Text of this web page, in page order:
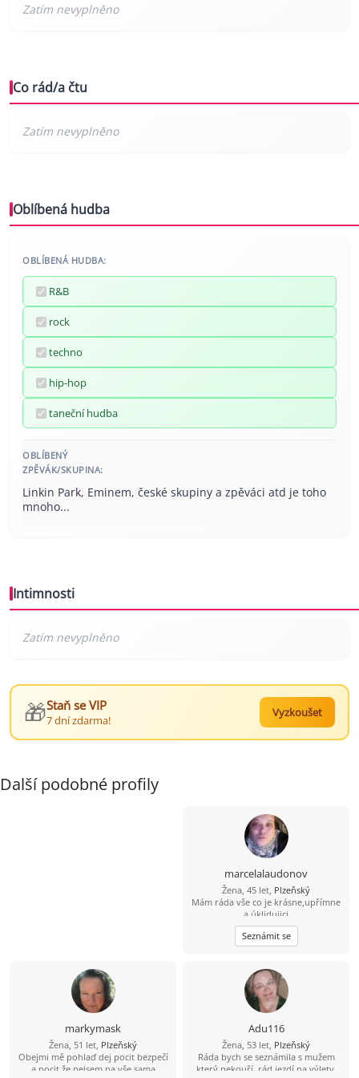
Co rád/a čtu
Oblíbená hudba
OBLÍBENÁ HUDBA:
R&B
rock
techno
hip-hop
taneční hudba
OBLÍBENÝ
ZPĚVÁK/SKUPINA:
Linkin Park, Eminem, české skupiny a zpěváci atd je toho
mnoho...
Intimnosti
🎁Staň se VIP
7 dní zdarma!
Vyzkoušet
Další podobné profily
marcelalaudonov
Žena, 45 let, Plzeňský
Mám ráda vše co je krásne,upřímne
a úklidujici
Seznámit se
markymask
Žena, 51 let, Plzeňský
Obejmi mě pohlaď dej pocit bezpečí
a pocit že nejsem na vše sama
Adu116
Žena, 53 let, Plzeňský
Ráda bych se seznámila s mužem
který nekouří, rád jezdí na výlety,